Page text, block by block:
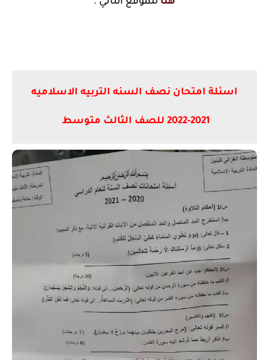
اسئلة امتحان نصف السنه التربيه الاسلاميه
2021-2022 للصف الثالث متوسط